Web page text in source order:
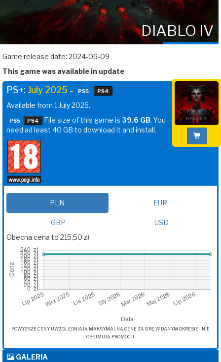
DIABLO IV
Game release date: 2024-06-09
This game was available in update
PS+: July 2025 – PS5 PS4
Available from 1 July 2025.
PS5 PS4 File size of this game is 39.6 GB. You
need ad least 40 GB to download it and install.
PLN EUR
GBP
USD
Obecna cena to 215,50 zł
POWYŻSZE CENY UWZGLĘDNIAJĄ MAKSYMALNĄ CENĘ ZA GRĘ W DANYM OKRESIE I NIE
OBEJMUJĄ PROMOCJI.
GALERIA